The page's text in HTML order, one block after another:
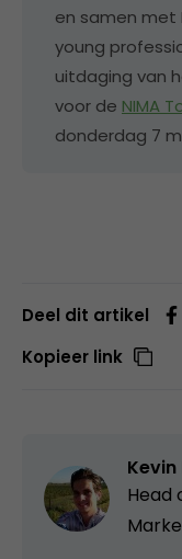
en samen met
young
uitdaging van
voor de NIMA
donderdag 7
Deel dit artikel
Kopieer link
Kevin
Head